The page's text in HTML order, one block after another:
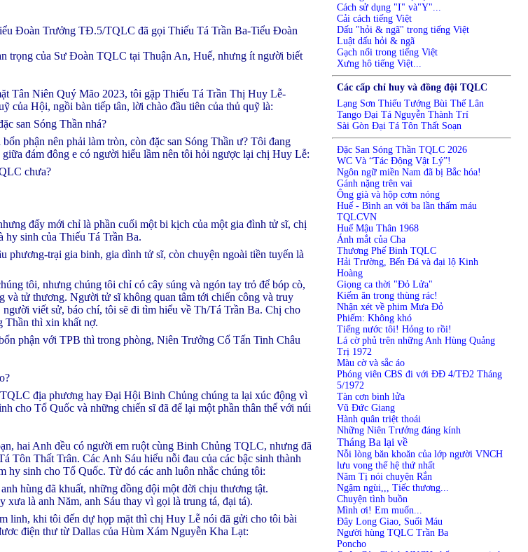
Đoàn Trưởng TĐ.5/TQLC đã gọi Thiếu Tá Trần Ba-Tiểu Đoàn
trọng của Sư Đoàn TQLC tại Thuận An, Huế, nhưng ít người biết
Tân Niên Quý Mão 2023, tôi gặp Thiếu Tá Trần Thị Huy Lễ-
Hội, ngồi bàn tiếp tân, lời chào đầu tiên của thủ quỹ là:
san Sóng Thần nhá?
phận nên phải làm tròn, còn đặc san Sóng Thần ư? Tôi đang
đám đông e có người hiểu lầm nên tôi hỏi ngược lại chị Huy Lễ:
chưa?
đấy mới chỉ là phần cuối một bi kịch của một gia đình tử sĩ, chị
hy sinh của Thiếu Tá Trần Ba.
phương-trại gia binh, gia dình tử sĩ, còn chuyện ngoài tiền tuyến là
tôi, nhưng chúng tôi chỉ có cây súng và ngón tay trỏ để bóp cò,
và tử thương. Người tử sĩ không quan tâm tới chiến công và truy
viết sử, báo chí, tôi sẽ đi tìm hiểu về Th/Tá Trần Ba. Chị cho
Thần thì xin khất nợ.
phận với TPB thì trong phòng, Niên Trưởng Cổ Tấn Tinh Châu
địa phương hay Đại Hội Binh Chủng chúng ta lại xúc động vì
cho Tổ Quốc và những chiến sĩ đã để lại một phần thân thể với núi
hai Anh đều có người em ruột cùng Binh Chủng TQLC, nhưng đã
Thất Trân. Các Anh Sáu hiểu nỗi đau của các bậc sinh thành
hy sinh cho Tổ Quốc. Từ đó các anh luôn nhắc chúng tôi:
hùng đã khuất, những đồng đội một đời chịu thương tật.
là anh Năm, anh Sáu thay vì gọi là trung tá, đại tá).
linh, khi tôi đến dự họp mặt thì chị Huy Lễ nói đã gửi cho tôi bài
điện thư từ Dallas của Hùm Xám Nguyễn Kha Lạt:
Cách sử dụng "I" và"Y"...
Cải cách tiếng Việt
Dấu "hỏi & ngã" trong tiếng Việt
Luật dấu hỏi & ngã
Gạch nối trong tiếng Việt
Xưng hô tiếng Việt...
Các cấp chỉ huy và đồng đội TQLC
Lạng Sơn Thiếu Tướng Bùi Thế Lân
Tango Đại Tá Nguyễn Thành Trí
Sài Gòn Đại Tá Tôn Thất Soạn
Đặc San Sóng Thần TQLC 2026
WC Và “Tác Động Vật Lý”!
Ngôn ngữ miền Nam đã bị Bắc hóa!
Gánh nặng trên vai
Ông già và hộp cơm nóng
Huế - Bình an với ba lần thấm máu
TQLCVN
Huế Mậu Thân 1968
Ánh mắt của Cha
Thương Phế Binh TQLC
Hải Trường, Bến Đá và đại lộ Kinh
Hoàng
Giọng ca thời "Đỏ Lửa"
Kiếm ăn trong thùng rác!
Nhận xét về phim Mưa Đỏ
Phiếm: Không khó
Tiếng nước tôi! Hỏng to rồi!
Lá cờ phủ trên những Anh Hùng Quảng
Trị 1972
Màu cờ và sắc áo
Phóng viên CBS đi với ĐĐ 4/TĐ2 Tháng
5/1972
Tàn cơn binh lửa
Vũ Đức Giang
Hành quân triệt thoái
Những Niên Trưởng đáng kính
Tháng Ba lại về
Nỗi lòng băn khoăn của lớp người VNCH
lưu vong thế hệ thứ nhất
Năm Tị nói chuyện Rắn
Ngậm ngùi,,, Tiếc thương...
Chuyện tình buồn
Mình ơi! Em muốn...
Đây Long Giao, Suối Máu
Người hùng TQLC Trần Ba
Poncho